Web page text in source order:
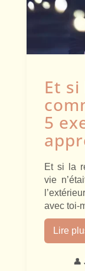
Et
5
Et si la
vie
avec toi-
Lire
👤